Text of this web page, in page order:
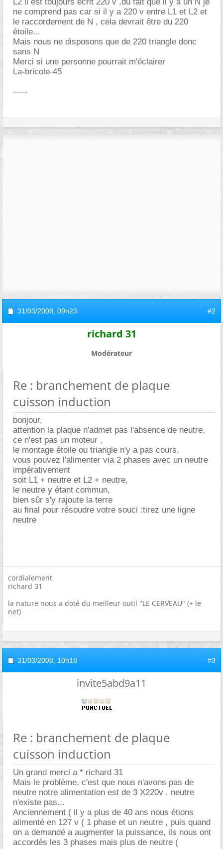
ne comprend pas car si il y a 220 v entre L1 et L2 et
le raccordement de N , cela devrait être du 220
étoile...
Mais nous ne disposons que de 220 triangle donc
sans N
Merci si une personne pourrait m'éclairer
La-bricole-45
-----
31/03/2008, 09h23 #2
richard 31
Modérateur
Re : branchement de plaque
cuisson induction
bonjour,
attention la plaque n'admet pas l'absence de neutre,
ce n'est pas un moteur ,
le montage étoile ou triangle n'y a pas cours,
vous pouvez l'alimenter via 2 phases avec un neutre
impérativement
soit L1 + neutre et L2 + neutre,
le neutre y étant commun,
bien sûr s'y rajoute la terre
au final pour résoudre votre souci :tirez une ligne
neutre
cordialement
richard 31
la nature nous a doté du meilleur outil "LE CERVEAU" (+ le
net)
31/03/2008, 10h18 #3
invite5abd9a11
Re : branchement de plaque
cuisson induction
Un grand merci a * richard 31
Mais le problème, c'est que nous n'avons pas de
neutre notre alimentation est de 3 X220v . neutre
n'existe pas...
Anciennement ( il y a plus de 40 ans nous étions
alimenté en 127 v ( 1 phase et un neutre , puis quand
on a demandé a augmenter la puissance, ils nous ont
accordés les 3 phases mais plus de neutre (